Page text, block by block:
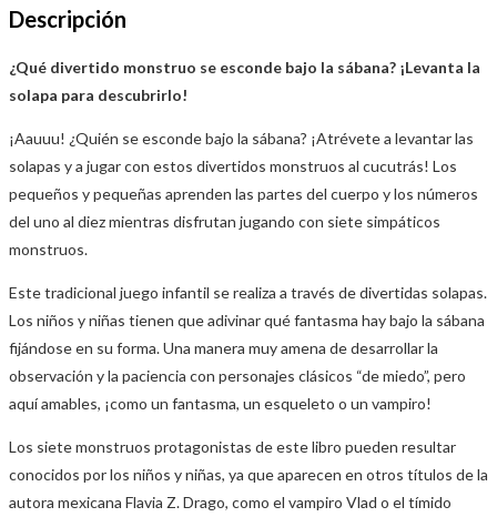
Descripción
¿Qué divertido monstruo se esconde bajo la sábana? ¡Levanta la
solapa para descubrirlo!
¡Aauuu! ¿Quién se esconde bajo la sábana? ¡Atrévete a levantar las
solapas y a jugar con estos divertidos monstruos al cucutrás! Los
pequeños y pequeñas aprenden las partes del cuerpo y los números
del uno al diez mientras disfrutan jugando con siete simpáticos
monstruos.
Este tradicional juego infantil se realiza a través de divertidas solapas.
Los niños y niñas tienen que adivinar qué fantasma hay bajo la sábana
fijándose en su forma. Una manera muy amena de desarrollar la
observación y la paciencia con personajes clásicos “de miedo”, pero
aquí amables, ¡como un fantasma, un esqueleto o un vampiro!
Los siete monstruos protagonistas de este libro pueden resultar
conocidos por los niños y niñas, ya que aparecen en otros títulos de la
autora mexicana Flavia Z. Drago, como el vampiro Vlad o el tímido